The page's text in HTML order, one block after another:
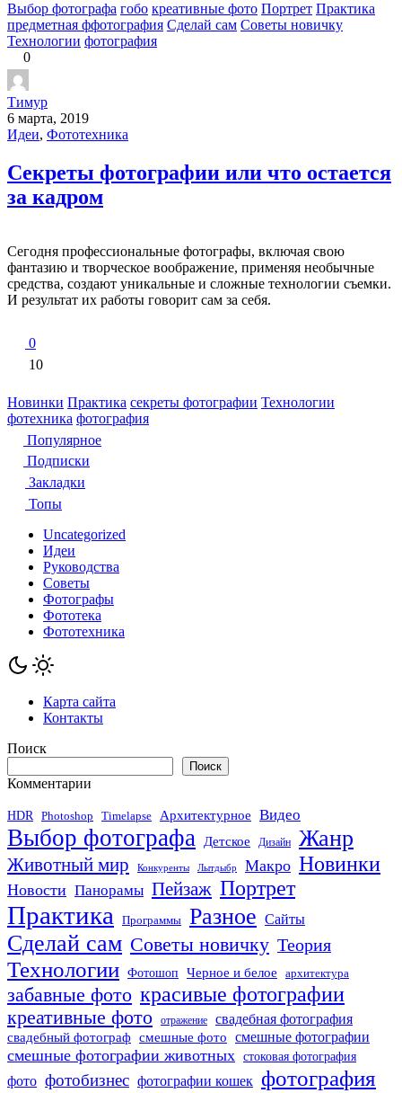
Выбор фотографа гобо креативные фото Портрет Практика
предметная ффотография Сделай сам Советы новичку
Технологии фотография
0
Тимур
6 марта, 2019
Идеи, Фототехника
Секреты фотографии или что остается
за кадром
Сегодня профессиональные фотографы, включая свою
фантазию и творческое воображение, применяя необычные
средства, создают уникальные и сложные технологии съемки.
И результат их работы говорит сам за себя.
0
10
Новинки Практика секреты фотографии Технологии
фотехника фотография
Популярное
Подписки
Закладки
Топы
Uncategorized
Идеи
Руководства
Советы
Фотографы
Фототека
Фототехника
Карта сайта
Контакты
Поиск
Поиск
Комментарии
HDR Photoshop Timelapse Архитектурное Видео
Выбор фотографа Детское Дизайн Жанр
Животный мир Конкуренты Лытдыбр Макро Новинки
Новости Панорамы Пейзаж Портрет
Практика Программы Разное Сайты
Сделай сам Советы новичку Теория
Технологии Фотошоп Черное и белое архитектура
забавные фото красивые фотографии
креативные фото отражение свадебная фотография
свадебный фотограф смешные фото смешные фотографии
смешные фотографии животных стоковая фотография
фото фотобизнес фотографии кошек фотография